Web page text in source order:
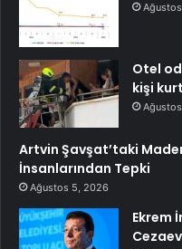
Otel
kişi
Artvin Şavşat’taki
İnsanlarından Tepki
Ağustos 5, 2026
Ekrem